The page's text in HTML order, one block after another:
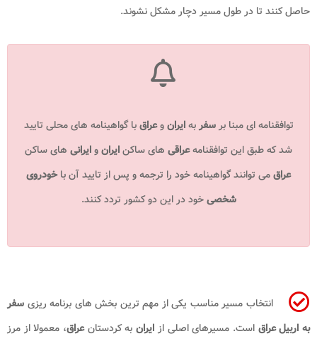
حاصل کنند تا در طول مسیر دچار مشکل نشوند.
توافقنامه ای مبنا برسفربهایرانوعراقبا گواهینامه های محلی تایید
شد که طبق این توافقنامهعراقی های ساکنایرانوایرانی های ساکن
عراقمی توانند گواهینامه خود را ترجمه و پس از تایید آن باخودروی
شخصیخود در این دو کشور تردد کنند.
انتخاب مسیر مناسب یکی از مهم ترین بخش های برنامه ریزی سفر
به اربیل عراق است. مسیرهای اصلی از ایران به کردستانعراق، معمولا از مرز